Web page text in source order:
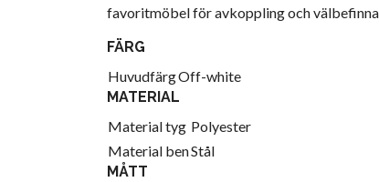
favoritmöbel för avkoppling och
FÄRG
HuvudfärgOff-white
MATERIAL
Material tyg Polyester
Material benStål
MÅTT